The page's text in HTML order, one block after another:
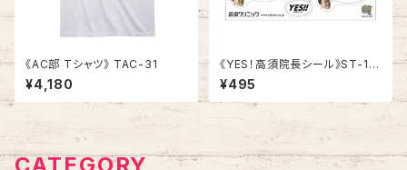
《AC部 Tシャツ》 TAC-31
¥4,180
《YES！高須院長シール》ST-1
／ 白柄１シート
¥495